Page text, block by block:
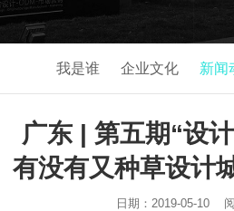
我是谁 企业文化 新闻
广东 | 第五期“设
有没有又种草设计
日期：2019-05-10